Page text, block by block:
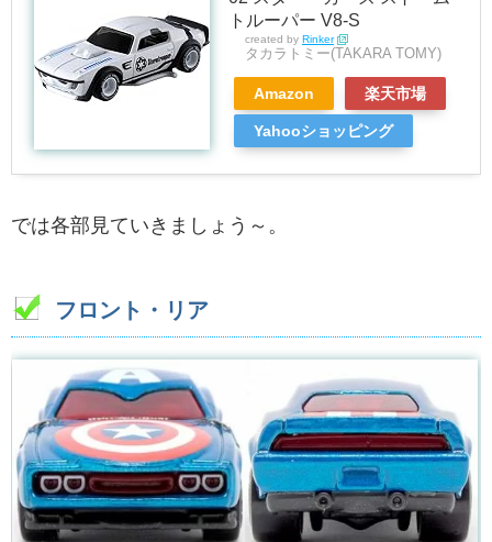
トルーパー V8-S
created by Rinker
タカラトミー(TAKARA TOMY)
Amazon 楽天市場
Yahooショッピング
では各部見ていきましょう～。
フロント・リア